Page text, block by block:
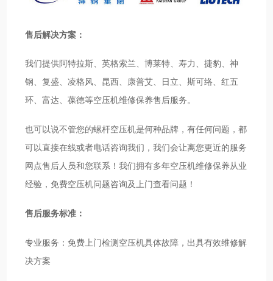
售后解决方案：
我们提供阿特拉斯、英格索兰、博莱特、寿力、捷豹、神
钢、复盛、凌格风、昆西、康普艾、日立、斯可络、红五
环、富达、葆德等空压机维修保养售后服务。
也可以说不管您的螺杆空压机是何种品牌，有任何问题，都
可以直接在线或者电话咨询我们，我们会让离您更近的服务
网点售后人员和您联系！我们拥有多年空压机维修保养从业
经验，免费空压机问题咨询及上门查看问题！
售后服务标准：
专业服务：免费上门检测空压机具体故障，出具有效维修解
决方案